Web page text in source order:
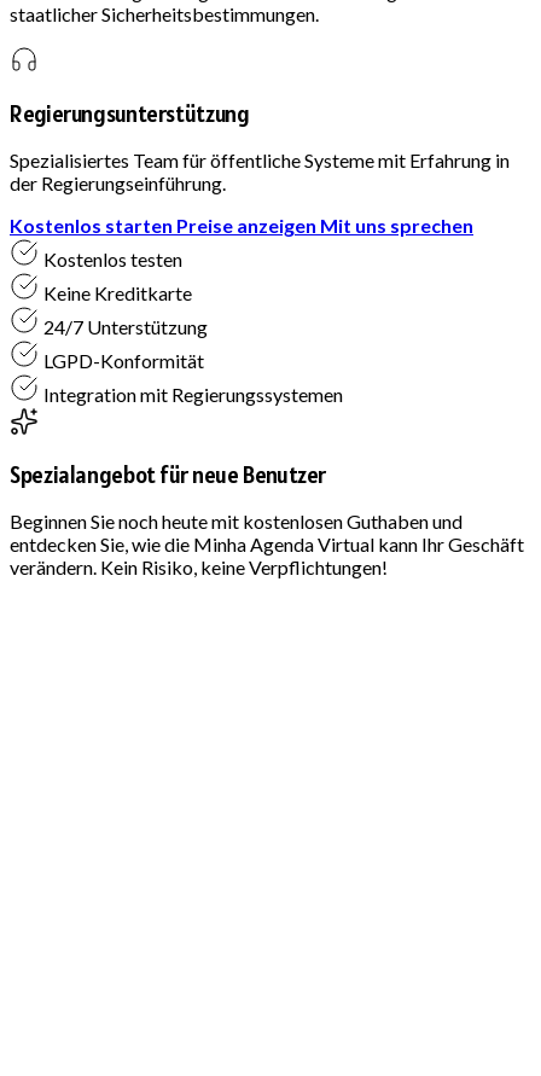
staatlicher Sicherheitsbestimmungen.
Regierungsunterstützung
Spezialisiertes Team für öffentliche Systeme mit Erfahrung in
der Regierungseinführung.
Kostenlos starten Preise anzeigen Mit uns sprechen
Kostenlos testen
Keine Kreditkarte
24/7 Unterstützung
LGPD-Konformität
Integration mit Regierungssystemen
Spezialangebot für neue Benutzer
Beginnen Sie noch heute mit kostenlosen Guthaben und
entdecken Sie, wie die Minha Agenda Virtual kann Ihr Geschäft
verändern. Kein Risiko, keine Verpflichtungen!